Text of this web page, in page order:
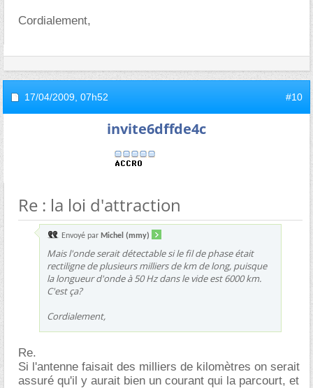
Cordialement,
17/04/2009, 07h52 #10
invite6dffde4c
Re : la loi d'attraction
Envoyé par Michel (mmy)
Mais l'onde serait détectable si le fil de phase était
rectiligne de plusieurs milliers de km de long, puisque
la longueur d'onde à 50 Hz dans le vide est 6000 km.
C'est ça?
Cordialement,
Re.
Si l'antenne faisait des milliers de kilomètres on serait
assuré qu'il y aurait bien un courant qui la parcourt, et